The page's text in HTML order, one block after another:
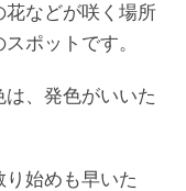
などが咲く場所
ポットです。
、発色がいいた
始めも早いた